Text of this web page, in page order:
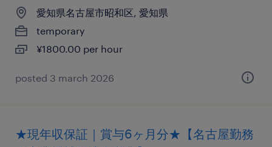
愛知県名古屋市昭和区, 愛知県
temporary
¥1800.00 per hour
posted 3 march 2026
★現年収保証｜賞与6ヶ月分★【名古屋勤務